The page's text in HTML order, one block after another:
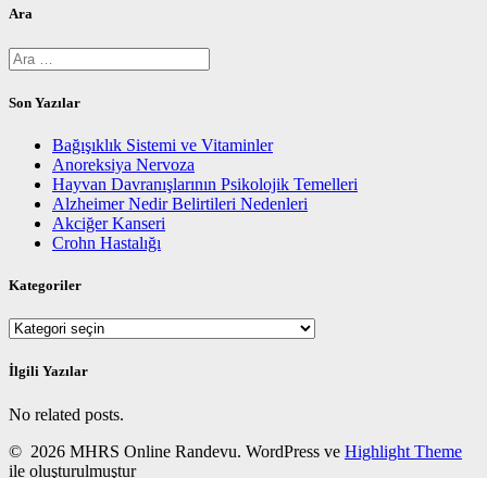
Ara
Arama:
Son Yazılar
Bağışıklık Sistemi ve Vitaminler
Anoreksiya Nervoza
Hayvan Davranışlarının Psikolojik Temelleri
Alzheimer Nedir Belirtileri Nedenleri
Akciğer Kanseri
Crohn Hastalığı
Kategoriler
Kategoriler
İlgili Yazılar
No related posts.
© 2026 MHRS Online Randevu. WordPress ve Highlight Theme
ile oluşturulmuştur